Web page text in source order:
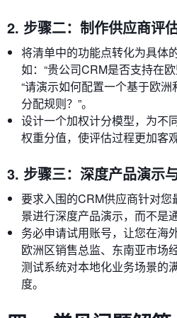
2. 步骤二：制作供应商评
将清单中的功能点转化为具体
如：“贵公司CRM是否支持在
“请演示如何配置一个基于欧
分配规则？”。
设计一个加权计分模型，为不
权重分值，使评估过程更加客
3. 步骤三：深度产品演示
要求入围的CRM供应商针对
景进行深度产品演示，而不是
务必申请试用账号，让您在海
欧洲区销售总监、东南亚市场
测试系统对本地化业务场景的
度。